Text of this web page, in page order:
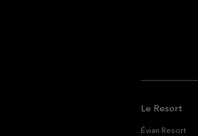
Le Resort
Évian Resort